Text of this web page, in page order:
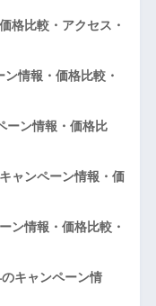
格比較・アクセス・
情報・価格比較・
ーン情報・価格比
ャンペーン情報・価
ン情報・価格比較・
キャンペーン情